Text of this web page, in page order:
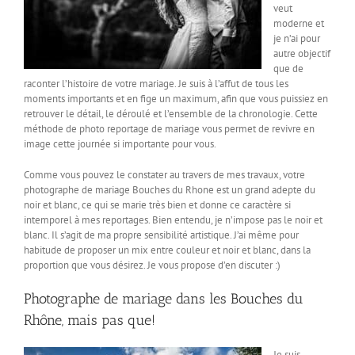
veut
moderne et
je n’ai pour
autre objectif
que de
raconter l’histoire de votre mariage. Je suis à l’affut de tous les
moments importants et en fige un maximum, afin que vous puissiez en
retrouver le détail, le déroulé et l’ensemble de la chronologie. Cette
méthode de photo reportage de mariage vous permet de revivre en
image cette journée si importante pour vous.
Comme vous pouvez le constater au travers de mes travaux, votre
photographe de mariage Bouches du Rhone est un grand adepte du
noir et blanc, ce qui se marie très bien et donne ce caractère si
intemporel à mes reportages. Bien entendu, je n’impose pas le noir et
blanc. Il s’agit de ma propre sensibilité artistique. J’ai même pour
habitude de proposer un mix entre couleur et noir et blanc, dans la
proportion que vous désirez. Je vous propose d’en discuter :)
Photographe de mariage dans les Bouches du
Rhône, mais pas que!